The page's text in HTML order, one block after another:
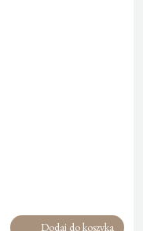
Dodaj do koszyka